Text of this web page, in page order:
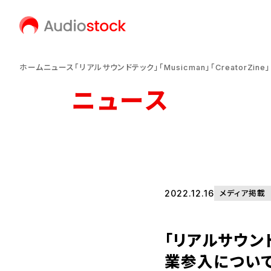
ホームニュース 「リアルサウンドテック」「Musicman」「
ニュース
2022.12.16 メディア掲載
「リアルサウ
業参入につい